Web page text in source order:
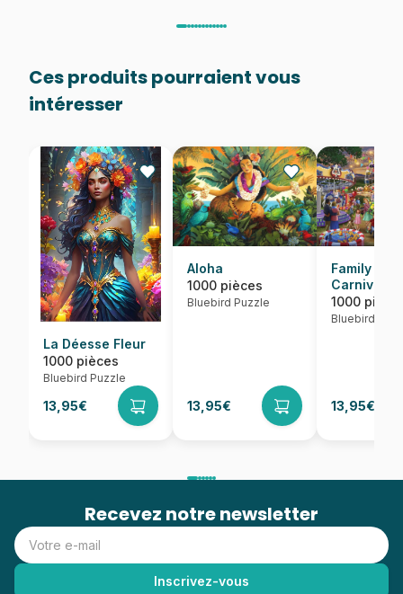
Ces produits pourraient vous
intéresser
La Déesse Fleur
1000 pièces
Bluebird Puzzle
13,95€
Aloha
1000 pièces
Bluebird Puzzle
13,95€
Family Fun
Carnival
1000
Bluebird
13,95€
Recevez notre newsletter